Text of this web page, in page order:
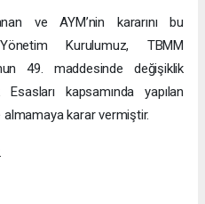
ve AYM’nin kararını bu
Kurulumuz, TBMM
49. maddesinde değişiklik
kapsamında yapılan
almamaya karar vermiştir.